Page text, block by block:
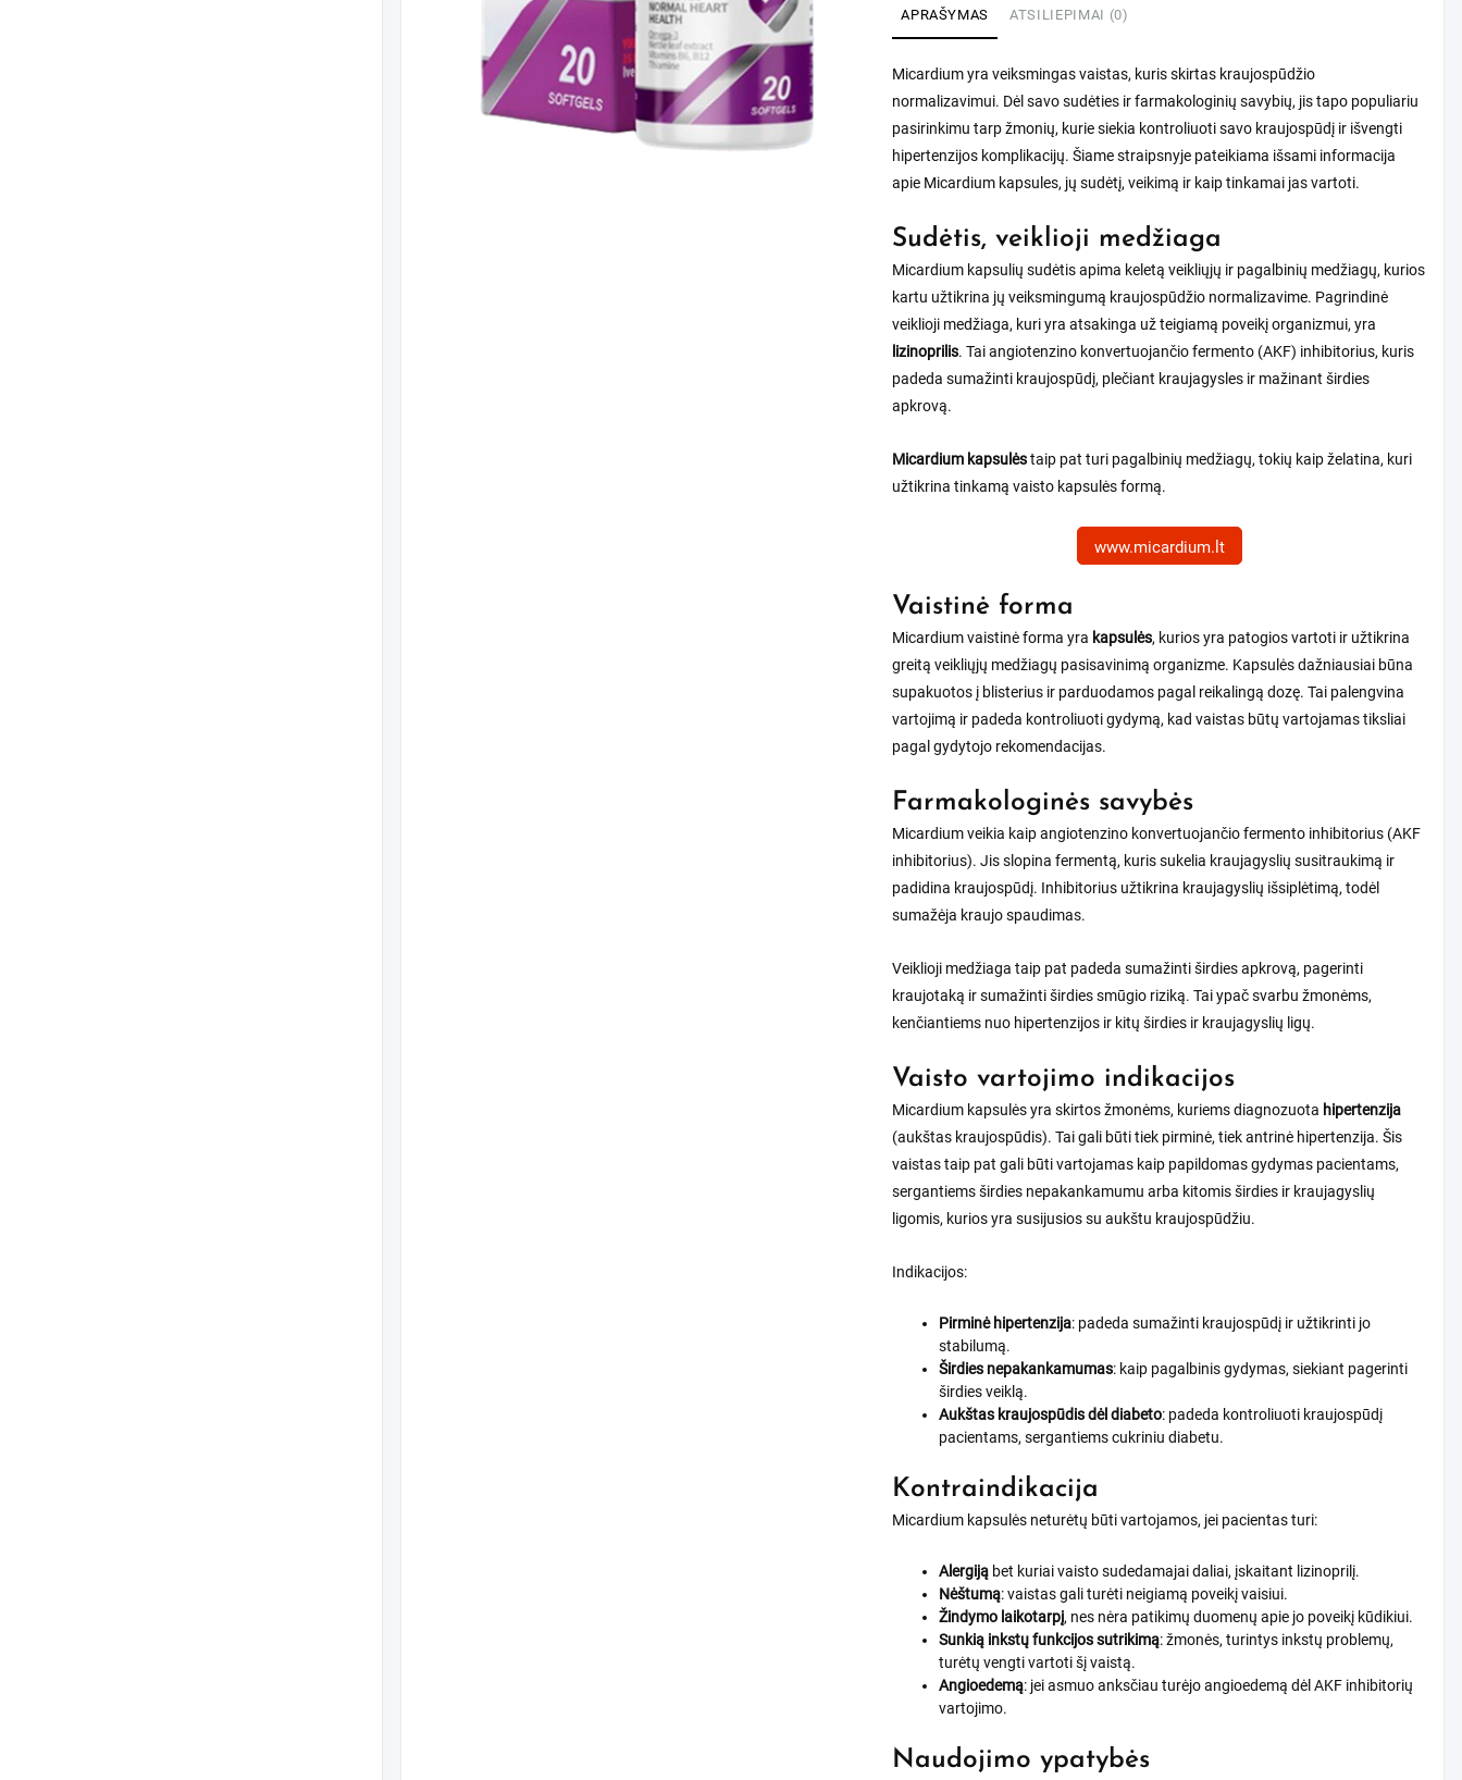
APRAŠYMAS ATSILIEPIMAI (0)
Micardium yra veiksmingas vaistas, kuris skirtas kraujospūdžio
normalizavimui. Dėl savo sudėties ir farmakologinių savybių, jis tapo populiariu
pasirinkimu tarp žmonių, kurie siekia kontroliuoti savo kraujospūdį ir išvengti
hipertenzijos komplikacijų. Šiame straipsnyje pateikiama išsami informacija
apie Micardium kapsules, jų sudėtį, veikimą ir kaip tinkamai jas vartoti.
Sudėtis, veiklioji medžiaga
Micardium kapsulių sudėtis apima keletą veikliųjų ir pagalbinių medžiagų, kurios
kartu užtikrina jų veiksmingumą kraujospūdžio normalizavime. Pagrindinė
veiklioji medžiaga, kuri yra atsakinga už teigiamą poveikį organizmui, yra
lizinoprilis. Tai angiotenzino konvertuojančio fermento (AKF) inhibitorius, kuris
padeda sumažinti kraujospūdį, plečiant kraujagysles ir mažinant širdies
apkrovą.
Micardium kapsulėstaip pat turi pagalbinių medžiagų, tokių kaip želatina, kuri
užtikrina tinkamą vaisto kapsulės formą.
www.micardium.lt
Vaistinė forma
Micardium vaistinė forma yra kapsulės, kurios yra patogios vartoti ir užtikrina
greitą veikliųjų medžiagų pasisavinimą organizme. Kapsulės dažniausiai būna
supakuotos į blisterius ir parduodamos pagal reikalingą dozę. Tai palengvina
vartojimą ir padeda kontroliuoti gydymą, kad vaistas būtų vartojamas tiksliai
pagal gydytojo rekomendacijas.
Farmakologinės savybės
Micardium veikia kaip angiotenzino konvertuojančio fermento inhibitorius (AKF
inhibitorius). Jis slopina fermentą, kuris sukelia kraujagyslių susitraukimą ir
padidina kraujospūdį. Inhibitorius užtikrina kraujagyslių išsiplėtimą, todėl
sumažėja kraujo spaudimas.
Veiklioji medžiaga taip pat padeda sumažinti širdies apkrovą, pagerinti
kraujotaką ir sumažinti širdies smūgio riziką. Tai ypač svarbu žmonėms,
kenčiantiems nuo hipertenzijos ir kitų širdies ir kraujagyslių ligų.
Vaisto vartojimo indikacijos
Micardium kapsulės yra skirtos žmonėms, kuriems diagnozuota hipertenzija
(aukštas kraujospūdis). Tai gali būti tiek pirminė, tiek antrinė hipertenzija. Šis
vaistas taip pat gali būti vartojamas kaip papildomas gydymas pacientams,
sergantiems širdies nepakankamumu arba kitomis širdies ir kraujagyslių
ligomis, kurios yra susijusios su aukštu kraujospūdžiu.
Indikacijos:
Pirminė hipertenzija: padeda sumažinti kraujospūdį ir užtikrinti jo
stabilumą.
Širdies nepakankamumas: kaip pagalbinis gydymas, siekiant pagerinti
širdies veiklą.
Aukštas kraujospūdis dėl diabeto: padeda kontroliuoti kraujospūdį
pacientams, sergantiems cukriniu diabetu.
Kontraindikacija
Micardium kapsulės neturėtų būti vartojamos, jei pacientas turi:
Alergiją bet kuriai vaisto sudedamajai daliai, įskaitant lizinoprilį.
Nėštumą: vaistas gali turėti neigiamą poveikį vaisiui.
Žindymo laikotarpį, nes nėra patikimų duomenų apie jo poveikį kūdikiui.
Sunkią inkstų funkcijos sutrikimą: žmonės, turintys inkstų problemų,
turėtų vengti vartoti šį vaistą.
Angioedemą: jei asmuo anksčiau turėjo angioedemą dėl AKF inhibitorių
vartojimo.
Naudojimo ypatybės